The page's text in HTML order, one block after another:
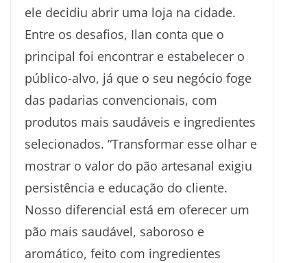
ele decidiu abrir uma loja na cidade.
Entre os desafios, Ilan conta que o
principal foi encontrar e estabelecer o
público-alvo, já que o seu negócio foge
das padarias convencionais, com
produtos mais saudáveis e ingredientes
selecionados. “Transformar esse olhar e
mostrar o valor do pão artesanal exigiu
persistência e educação do cliente.
Nosso diferencial está em oferecer um
pão mais saudável, saboroso e
aromático, feito com ingredientes